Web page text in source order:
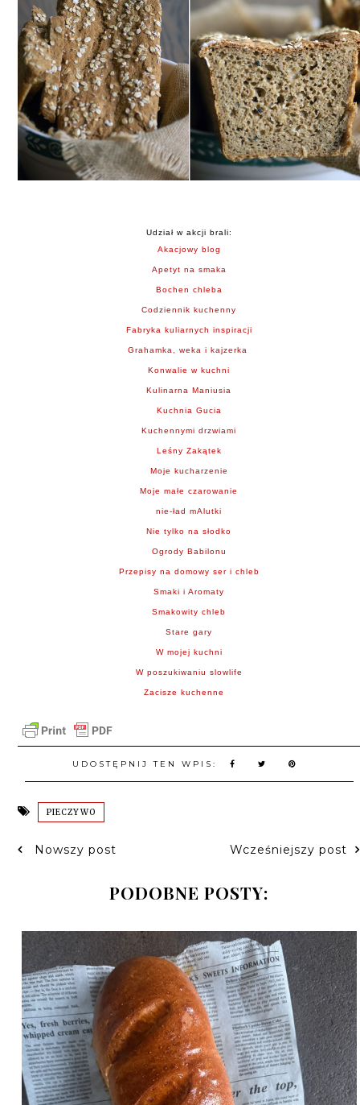
Udział w akcji brali:
Akacjowy blog
Apetyt na smaka
Bochen chleba
Codziennik kuchenny
Fabryka kuliarnych inspiracji
Grahamka, weka i kajzerka
Konwalie w kuchni
Kulinarna Maniusia
Kuchnia Gucia
Kuchennymi drzwiami
Leśny Zakątek
Moje kucharzenie
Moje małe czarowanie
nie-ład mAlutki
Nie tylko na słodko
Ogrody Babilonu
Przepisy na domowy ser i chleb
Smaki i Aromaty
Smakowity chleb
Stare gary
W mojej kuchni
W poszukiwaniu slowlife
Zacisze kuchenne
UDOSTĘPNIJ TEN WPIS:
PIECZYWO
Nowszy post Wcześniejszy post
PODOBNE POSTY: